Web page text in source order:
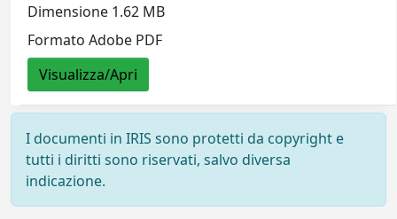
Dimensione 1.62 MB
Formato Adobe PDF
Visualizza/Apri
I documenti in IRIS sono protetti da copyright e
tutti i diritti sono riservati, salvo diversa
indicazione.